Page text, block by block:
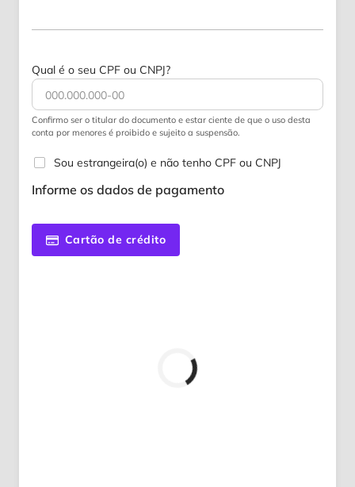
Qual é o seu CPF ou CNPJ?
Confirmo ser o titular do documento e estar ciente de que o uso desta
conta por menores é proibido e sujeito a suspensão.
Sou estrangeira(o) e não tenho CPF ou CNPJ
Informe os dados de pagamento
Cartão de crédito